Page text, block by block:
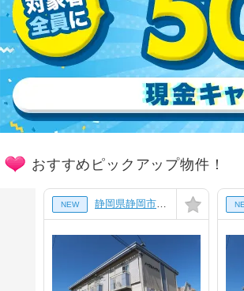
おすすめピックアップ物件！
NEW 静岡県静岡市清水区三保の賃貸アパート